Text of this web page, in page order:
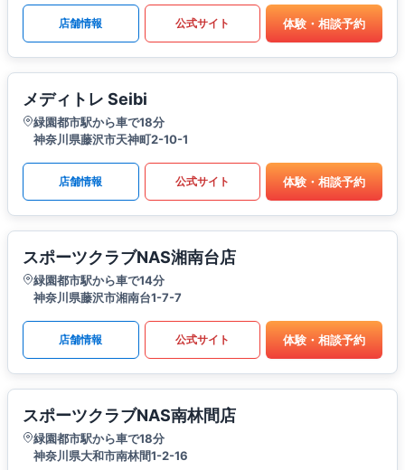
店舗情報 公式サイト 体験・相談予約
メディトレ Seibi
緑園都市駅から車で18分
神奈川県藤沢市天神町2-10-1
店舗情報 公式サイト 体験・相談予約
スポーツクラブNAS湘南台店
緑園都市駅から車で14分
神奈川県藤沢市湘南台1-7-7
店舗情報 公式サイト 体験・相談予約
スポーツクラブNAS南林間店
緑園都市駅から車で18分
神奈川県大和市南林間1-2-16